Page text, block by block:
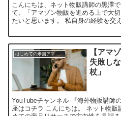
こんにちは、ネット物販講師の黒澤
て、「アマゾン物販を進める上で大
たいと思います。 私自身の経験を交
はじめての米国アマゾン物販
【アマ
失敗し
杖」
YouTubeチャンネル 『海外物販講師
座はコチラ こんにちは。 ネット物販